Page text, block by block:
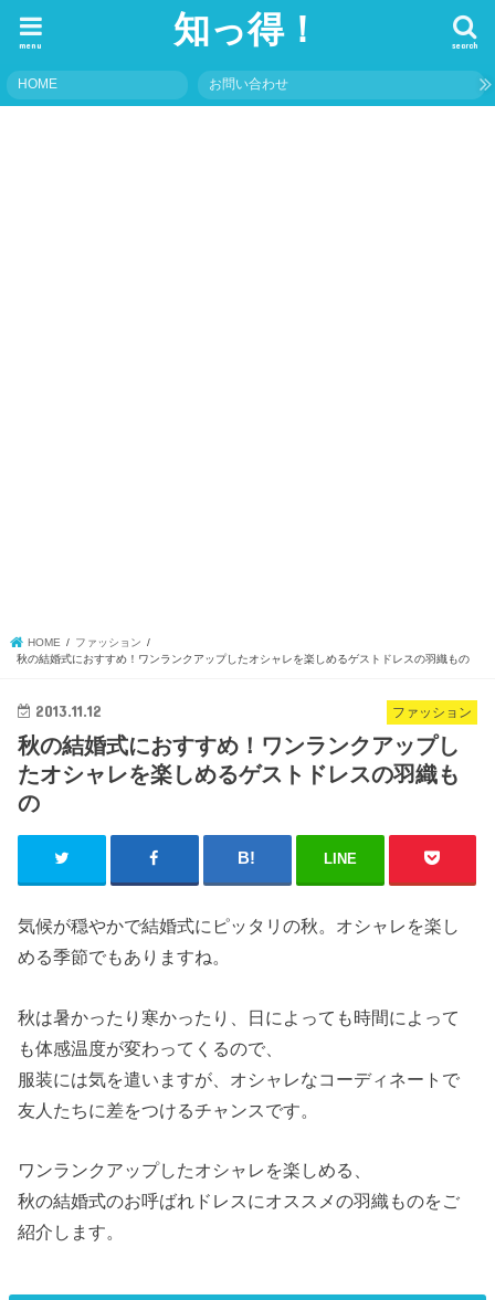
知っ得！ search
menu
HOME お問い合わせ
HOME
ファッション
秋の結婚式におすすめ！ワンランクアップしたオシャレを楽しめるゲストドレスの羽織もの
ファッション
2013.11.12
秋の結婚式におすすめ！ワンランクアップし
たオシャレを楽しめるゲストドレスの羽織も
の
LINE
気候が穏やかで結婚式にピッタリの秋。オシャレを楽し
める季節でもありますね。
秋は暑かったり寒かったり、日によっても時間によって
も体感温度が変わってくるので、
服装には気を遣いますが、オシャレなコーディネートで
友人たちに差をつけるチャンスです。
ワンランクアップしたオシャレを楽しめる、
秋の結婚式のお呼ばれドレスにオススメの羽織ものをご
紹介します。